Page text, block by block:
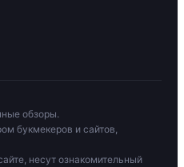
обзоры.
букмекеров и сайтов,
несут ознакомительный